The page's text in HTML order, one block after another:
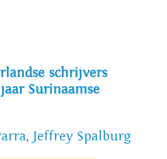
schrijvers
Surinaamse
, Jeffrey Spalburg